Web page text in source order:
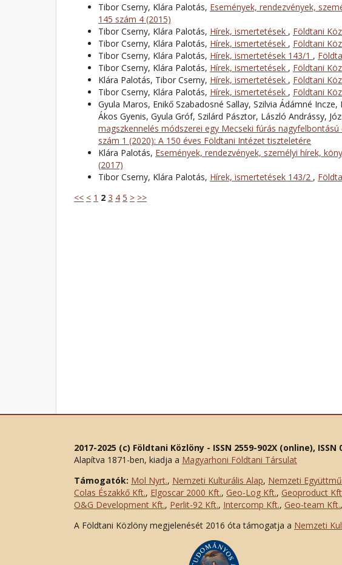
Tibor Cserny, Klára Palotás, Események, rendezvények,
145 szám 4 (2015)
Tibor Cserny, Klára Palotás, Hírek, ismertetések , Földtani
Tibor Cserny, Klára Palotás, Hírek, ismertetések , Földtani
Tibor Cserny, Klára Palotás, Hírek, ismertetések 143/1 ,
Tibor Cserny, Klára Palotás, Hírek, ismertetések , Földtani
Klára Palotás, Tibor Cserny, Hírek, ismertetések , Földtani
Tibor Cserny, Klára Palotás, Hírek, ismertetések , Földtani
Gyula Maros, Enikő Szabadosné Sallay, Szilvia Ádámné
Ákos Gyenis, Gyula Gróf, Szilárd Pásztor, László Andrássy,
magszkennelés módszerei egy Mecseki fúrás
szám 1 (2020): A 150 éves Földtani Intézet tiszteletére
Klára Palotás, Események, rendezvények, személyi hírek,
(2017)
Tibor Cserny, Klára Palotás, Hírek, ismertetések 143/2 ,
<< < 1 2 3 4 5 > >>
2017-2025 (c) Földtani Közlöny - ISSN 2559-902X (online),
Alapítva 1871-ben, kiadja a Magyarhoni Földtani Társulat
Támogatók: Mol Nyrt., Nemzeti Kulturális Alap, Nemzeti
Colas Északkő Kft., Elgoscar 2000 Kft., Geo-Log Kft., Geoproduct
O&G Development Kft., Perlit-92 Kft., Intercomp Kft., Geo-team Kft.,
A Földtani Közlöny megjelenését 2016 óta támogatja a Nemzeti